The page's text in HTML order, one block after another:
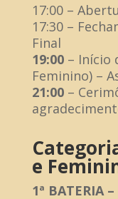
17:00 –
17:30 –
Final
19:00– Início
Feminino) –
21:00–
e
1ª ​BATERIA